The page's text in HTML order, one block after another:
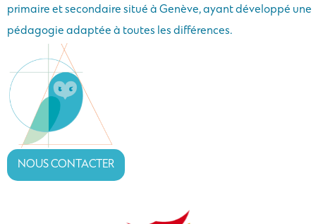
primaire et secondaire situé à Genève, ayant développé une
pédagogie adaptée à toutes les différences.
NOUS CONTACTER